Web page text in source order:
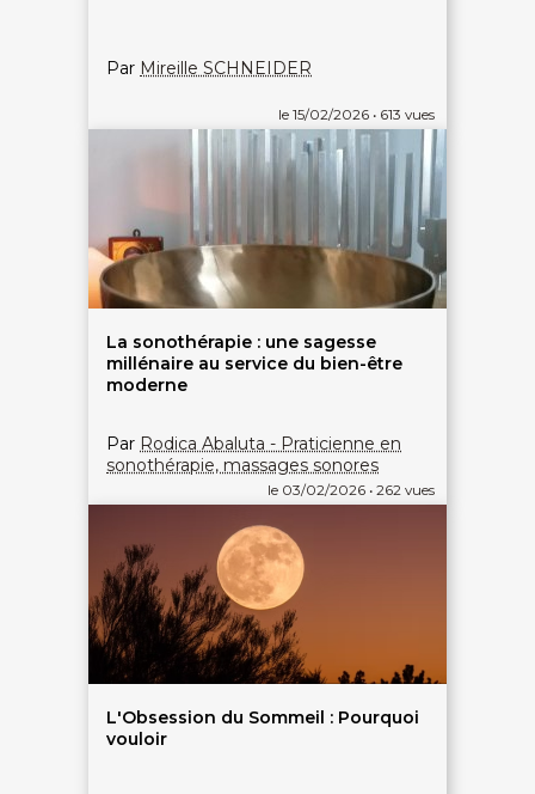
le 15/02/2026 • 613 vues
Par Mireille SCHNEIDER
le 03/02/2026 • 262 vues
La sonothérapie : une sagesse
millénaire au service du bien-être
moderne
Par Rodica Abaluta - Praticienne en
sonothérapie, massages sonores
L'Obsession du Sommeil : Pourquoi
vouloir